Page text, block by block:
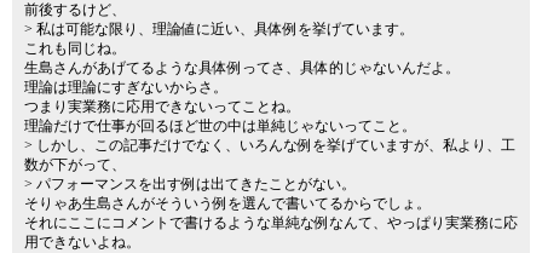
前後するけど、
> 私は可能な限り、理論値に近い、具体例を挙げています。
これも同じね。
生島さんがあげてるような具体例ってさ、具体的じゃないんだよ。
理論は理論にすぎないからさ。
つまり実業務に応用できないってことね。
理論だけで仕事が回るほど世の中は単純じゃないってこと。
> しかし、この記事だけでなく、いろんな例を挙げていますが、私より、工
数が下がって、
> パフォーマンスを出す例は出てきたことがない。
そりゃあ生島さんがそういう例を選んで書いてるからでしょ。
それにここにコメントで書けるような単純な例なんて、やっぱり実業務に応
用できないよね。